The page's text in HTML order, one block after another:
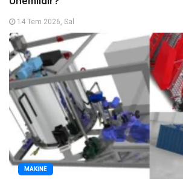
14 Tem 2026, Sal
MAKINE